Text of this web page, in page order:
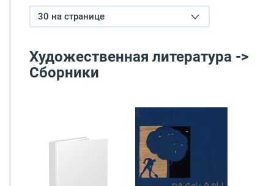
30 на странице
Художественная литература ->
Сборники